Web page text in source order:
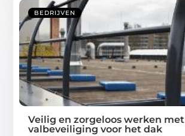
BEDRIJVEN
Veilig en zorgeloos werken met
valbeveiliging voor het dak